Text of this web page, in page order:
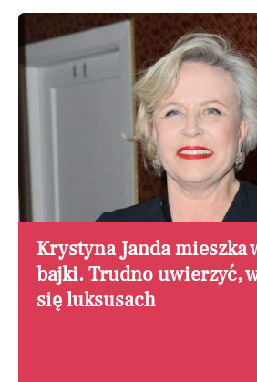
Krystyna Janda mieszka
bajki. Trudno uwierzyć,
się luksusach